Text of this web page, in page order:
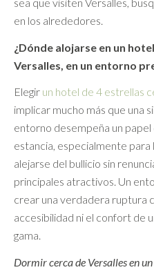
en los alrededores.
¿Dónde alojarse en un
Versalles, en un entorno
Elegir un hotel de 4 estrellas
implicar mucho más que una
entorno desempeña un papel
estancia, especialmente para
alejarse del bullicio sin
principales atractivos. Un
crear una verdadera ruptura
accesibilidad ni el confort de
gama.
Dormir cerca de Versalles en